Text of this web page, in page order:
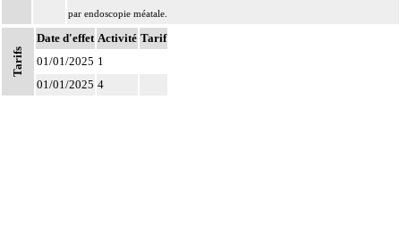
par endoscopie méatale.
Tarifs
Date d'effet Activité Tarif
01/01/2025 1
01/01/2025 4